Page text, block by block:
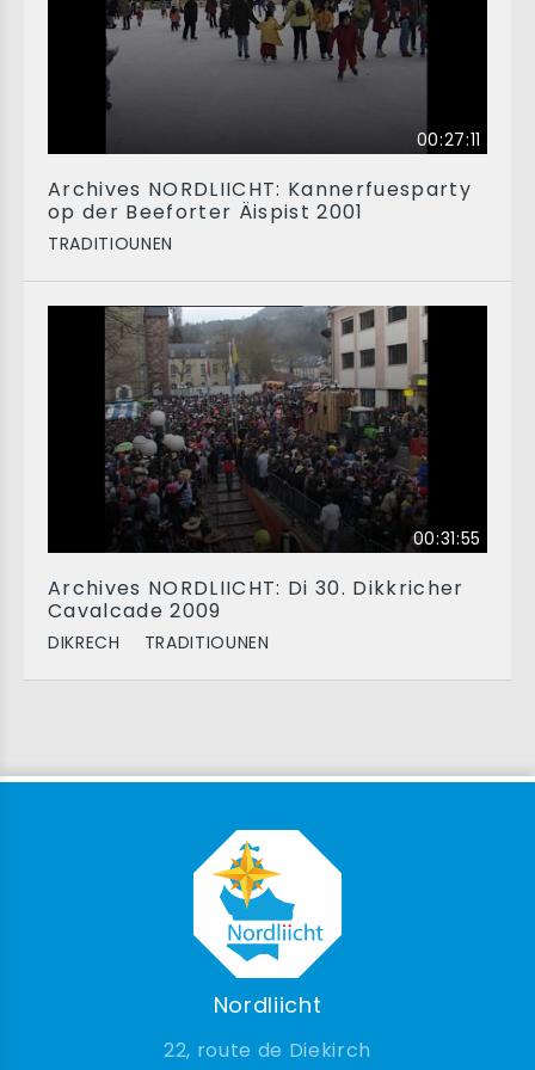
00:27:11
Archives NORDLIICHT: Kannerfuesparty
op der Beeforter Äispist 2001
TRADITIOUNEN
00:31:55
Archives NORDLIICHT: Di 30. Dikkricher
Cavalcade 2009
DIKRECH TRADITIOUNEN
Nordliicht
22, route de Diekirch